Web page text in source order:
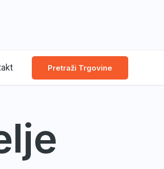
Pretraži Trgovine